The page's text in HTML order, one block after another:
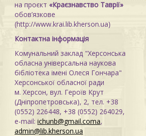
на проєкт «Краєзнавство Таврії»
обов’язкове
(http://www.krai.lib.kherson.ua)
Контактна інформація
Комунальний заклад "Херсонська
обласна універсальна наукова
бібліотека імені Олеся Гончара"
Херсонської обласної ради
м. Херсон, вул. Героїв Крут
(Дніпропетровська), 2, тел. +38
(0552) 226448, +38 (0552) 264029,
e-mail: ichunb@gmail.coma,
admin@lib.kherson.ua